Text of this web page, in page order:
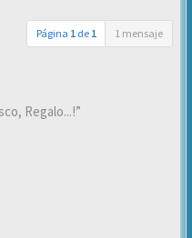
Página 1 de 1 1 mensaje
Regalo...!”